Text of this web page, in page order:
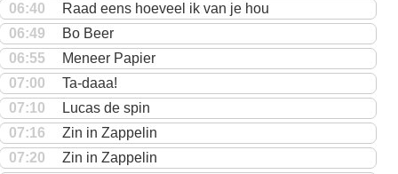
06:40
Raad eens hoeveel ik van je hou
06:49
Bo Beer
06:55
Meneer Papier
07:00
Ta-daaa!
07:10
Lucas de spin
07:16
Zin in Zappelin
07:20
Zin in Zappelin